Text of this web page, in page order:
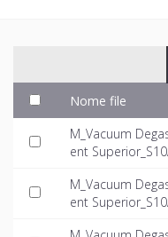
Nome file
M_Vacuum
ent
M_Vacuum
ent